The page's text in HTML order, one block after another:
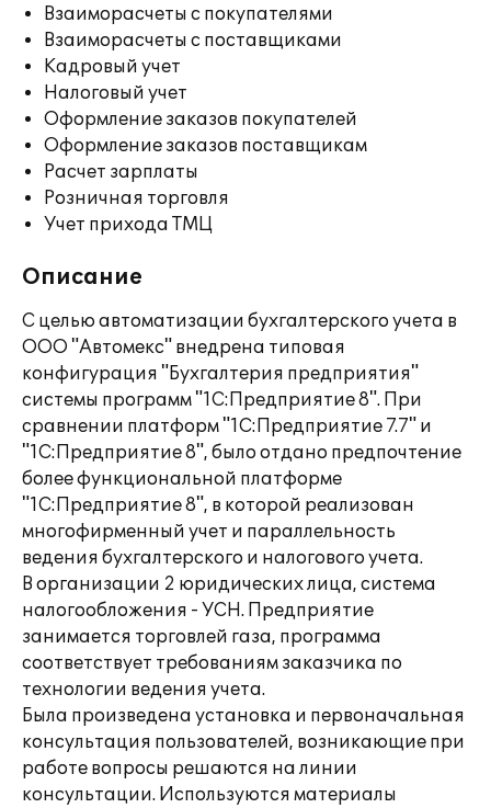
Взаиморасчеты с покупателями
Взаиморасчеты с поставщиками
Кадровый учет
Налоговый учет
Оформление заказов покупателей
Оформление заказов поставщикам
Расчет зарплаты
Розничная торговля
Учет прихода ТМЦ
Описание
С целью автоматизации бухгалтерского учета в
ООО "Автомекс" внедрена типовая
конфигурация "Бухгалтерия предприятия"
системы программ "1С:Предприятие 8". При
сравнении платформ "1С:Предприятие 7.7" и
"1С:Предприятие 8", было отдано предпочтение
более функциональной платформе
"1С:Предприятие 8", в которой реализован
многофирменный учет и параллельность
ведения бухгалтерского и налогового учета.
В организации 2 юридических лица, система
налогообложения - УСН. Предприятие
занимается торговлей газа, программа
соответствует требованиям заказчика по
технологии ведения учета.
Была произведена установка и первоначальная
консультация пользователей, возникающие при
работе вопросы решаются на линии
консультации. Используются материалы